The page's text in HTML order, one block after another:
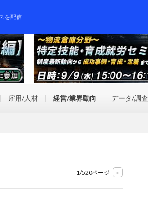
を配信
雇用/人材 経営/業界動向 データ/調査
1/520ページ >